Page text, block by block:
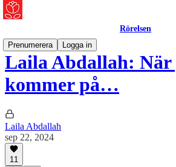
Rörelsen
Prenumerera
Logga in
Laila Abdallah: När
kommer på…
Laila Abdallah
sep 22, 2024
11